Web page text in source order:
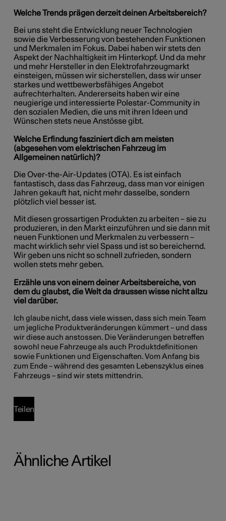
Welche Trends prägen derzeit deinen Arbeitsbereich?
Bei uns steht die Entwicklung neuer Technologien
sowie die Verbesserung von bestehenden Funktionen
und Merkmalen im Fokus. Dabei haben wir stets den
Aspekt der Nachhaltigkeit im Hinterkopf. Und da mehr
und mehr Hersteller in den Elektrofahrzeugmarkt
einsteigen, müssen wir sicherstellen, dass wir unser
starkes und wettbewerbsfähiges Angebot
aufrechterhalten. Andererseits haben wir eine
neugierige und interessierte Polestar-Community in
den sozialen Medien, die uns mit ihren Ideen und
Wünschen stets neue Anstösse gibt.
Welche Erfindung fasziniert dich am meisten
(abgesehen vom elektrischen Fahrzeug im
Allgemeinen natürlich)?
Die Over-the-Air-Updates (OTA). Es ist einfach
fantastisch, dass das Fahrzeug, dass man vor einigen
Jahren gekauft hat, nicht mehr dasselbe, sondern
plötzlich viel besser ist.
Mit diesen grossartigen Produkten zu arbeiten – sie zu
produzieren, in den Markt einzuführen und sie dann mit
neuen Funktionen und Merkmalen zu verbessern –
macht wirklich sehr viel Spass und ist so bereichernd.
Wir geben uns nicht so schnell zufrieden, sondern
wollen stets mehr geben.
Erzähle uns von einem deiner Arbeitsbereiche, von
dem du glaubst, die Welt da draussen wisse nicht allzu
viel darüber.
Ich glaube nicht, dass viele wissen, dass sich mein Team
um jegliche Produktveränderungen kümmert – und dass
wir diese auch anstossen. Die Veränderungen betreffen
sowohl neue Fahrzeuge als auch Produktdefinitionen
sowie Funktionen und Eigenschaften. Vom Anfang bis
zum Ende – während des gesamten Lebenszyklus eines
Fahrzeugs – sind wir stets mittendrin.
Teilen
Ähnliche Artikel